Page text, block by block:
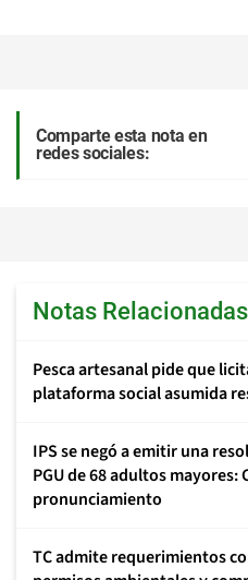
Comparte esta nota en
redes sociales:
Notas Relacionadas
Pesca artesanal pide que
plataforma social asumida
IPS se negó a emitir una
PGU de 68 adultos
pronunciamiento
TC admite requerimientos